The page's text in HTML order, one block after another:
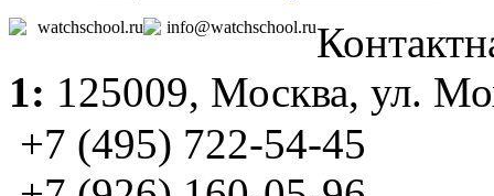
watchschool.ru info@watchschool.ru
1: 125009, Москва, ул.
+7 (495) 722-54-45